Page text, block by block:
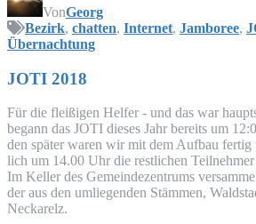
VonGeorg
Bezirk, chatten, Internet, Jamboree,
Übernachtung
JOTI 2018
Für die flei­ßi­gen Hel­fer - und das war
begann das JOTI die­ses Jahr bereits um
den spä­ter waren wir mit dem Auf­bau
lich um 14.00 Uhr die rest­li­chen
Im Kel­ler des Gemein­de­zen­trums
der aus den umlie­gen­den Stäm­men,
Neckarelz.